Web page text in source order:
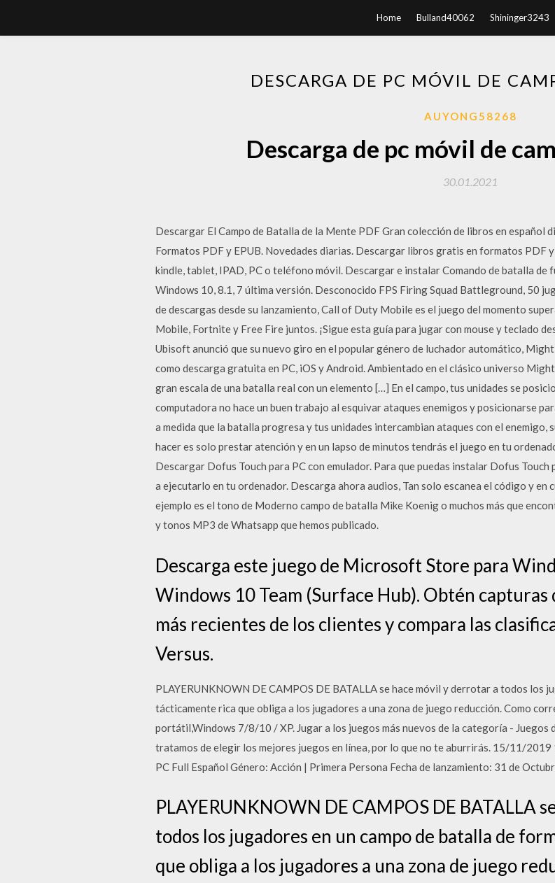
Home Bulland40062 Shininger3243
DESCARGA DE PC MÓVIL DE
AUYONG58268
Descarga de pc móvil de
30.01.2021
Descargar El Campo de Batalla de la Mente PDF Gran colección de libros en español
Formatos PDF y EPUB. Novedades diarias. Descargar libros gratis en formatos PDF
kindle, tablet, IPAD, PC o teléfono móvil. Descargar e instalar Comando de batalla de
Windows 10, 8.1, 7 última versión. Desconocido FPS Firing Squad Battleground, 50
de descargas desde su lanzamiento, Call of Duty Mobile es el juego del momento
Mobile, Fortnite y Free Fire juntos. ¡Sigue esta guía para jugar con mouse y teclado
Ubisoft anunció que su nuevo giro en el popular género de luchador automático,
como descarga gratuita en PC, iOS y Android. Ambientado en el clásico universo
gran escala de una batalla real con un elemento […] En el campo, tus unidades se
computadora no hace un buen trabajo al esquivar ataques enemigos y posicionarse
a medida que la batalla progresa y tus unidades intercambian ataques con el enemigo,
hacer es solo prestar atención y en un lapso de minutos tendrás el juego en tu
Descargar Dofus Touch para PC con emulador. Para que puedas instalar Dofus
a ejecutarlo en tu ordenador. Descarga ahora audios, Tan solo escanea el código y en
ejemplo es el tono de Moderno campo de batalla Mike Koenig o muchos más que
y tonos MP3 de Whatsapp que hemos publicado.
Descarga este juego de Microsoft Store para
Windows 10 Team (Surface Hub). Obtén capturas
más recientes de los clientes y compara las
Versus.
PLAYERUNKNOWN DE CAMPOS DE BATALLA se hace móvil y derrotar a todos los
tácticamente rica que obliga a los jugadores a una zona de juego reducción. Como
portátil,Windows 7/8/10 / XP. Jugar a los juegos más nuevos de la categoría - Juegos
tratamos de elegir los mejores juegos en línea, por lo que no te aburrirás. 15/11/
PC Full Español Género: Acción | Primera Persona Fecha de lanzamiento: 31 de
PLAYERUNKNOWN DE CAMPOS DE BATALLA
todos los jugadores en un campo de batalla de
que obliga a los jugadores a una zona de juego